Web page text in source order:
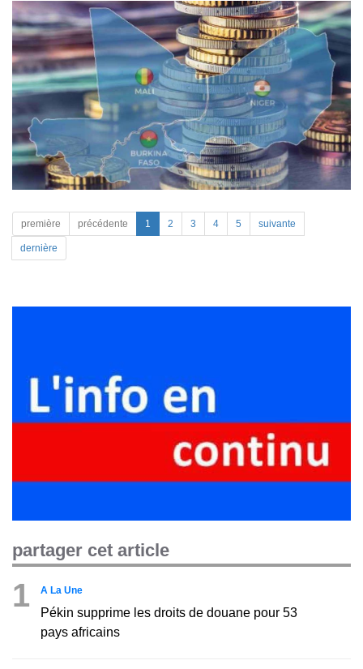
première précédente 1 2 3 4 5 suivante
dernière
partager cet article
1 A La Une
Pékin supprime les droits de douane pour 53
pays africains